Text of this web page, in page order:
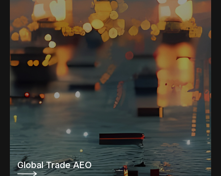
Global Trade AEO